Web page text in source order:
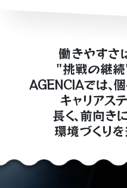
働きやすさ
"挑戦の継続
AGENCIAでは､
キャリアス
長く､前向き
環境づくり